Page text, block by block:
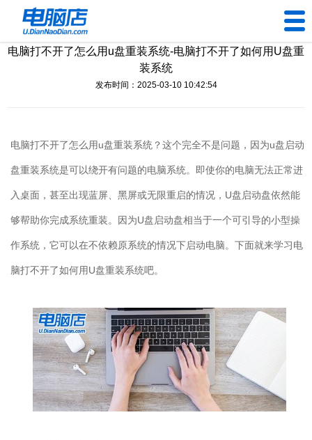
U盘工具
装机问题
电脑问题
电脑打不开了怎么用u盘重装系统-电脑打不开了如何用U盘重
装系统
发布时间：2025-03-10 10:42:54
电脑打不开了怎么用u盘重装系统？这个完全不是问题，因为u盘启动
盘重装系统是可以绕开有问题的电脑系统。即使你的电脑无法正常进
入桌面，甚至出现蓝屏、黑屏或无限重启的情况， U盘启动盘依然能
够帮助你完成系统重装。因为U盘启动盘相当于一个可引导的小型操
作系统，它可以在不依赖原系统的情况下启动电脑。下面就来学习电
脑打不开了如何用U盘重装系统吧。